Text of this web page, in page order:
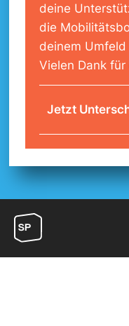
deine
die
deinem
Vielen Dank
Jetzt